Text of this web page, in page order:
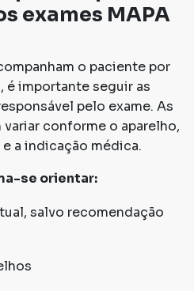
exames MAPA
o paciente por
é importante seguir as
pelo exame. As
conforme o aparelho,
a indicação médica.
se orientar:
salvo recomendação